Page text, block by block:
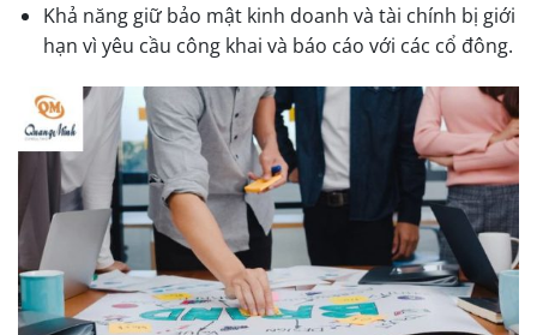
Khả năng giữ bảo mật kinh doanh và tài chính bị giới
hạn vì yêu cầu công khai và báo cáo với các cổ đông.